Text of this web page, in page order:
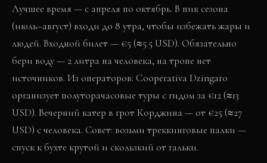
Лучшее время — с апреля по октябрь. В пик сезона
(июль–август) входи до 8 утра, чтобы избежать жары и
людей. Входной билет — €5 (≈5.5 USD). Обязательно
бери воду — 2 литра на человека, на тропе нет
источников. Из операторов: Cooperativa Dzingaro
организует полуторачасовые туры с гидом за €12 (≈13
USD). Вечерний катер в грот Корджина — от €25 (≈27
USD) с человека. Совет: возьми треккинговые палки —
спуск к бухте крутой и скользкий от гальки.